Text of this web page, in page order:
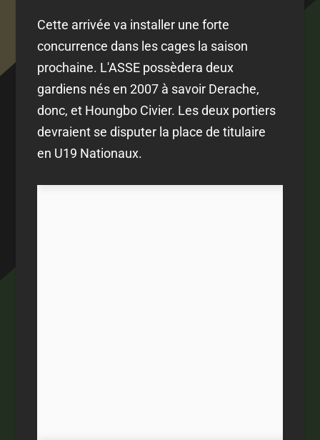
Cette arrivée va installer une forte
concurrence dans les cages la saison
prochaine. L'ASSE possèdera deux
gardiens nés en 2007 à savoir Derache,
donc, et Houngbo Civier. Les deux portiers
devraient se disputer la place de titulaire
en U19 Nationaux.